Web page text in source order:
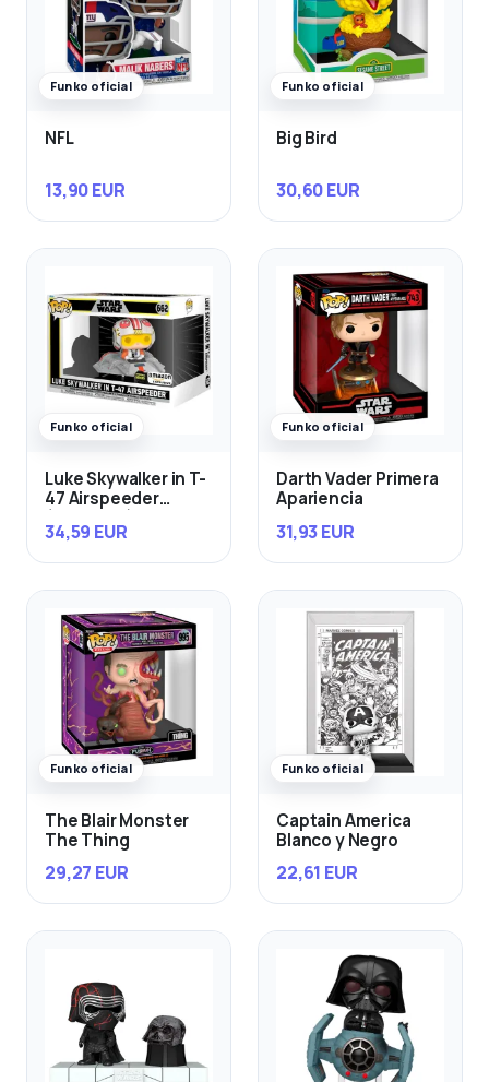
Funko oficial
NFL
13,90 EUR
Funko oficial
Big Bird
30,60 EUR
Funko oficial
Luke Skywalker in T-
47 Airspeeder
34,59 EUR
Funko oficial
Darth Vader Primera
Apariencia
31,93 EUR
Funko oficial
The Blair Monster
The Thing
29,27 EUR
Funko oficial
Captain America
Blanco y Negro
22,61 EUR